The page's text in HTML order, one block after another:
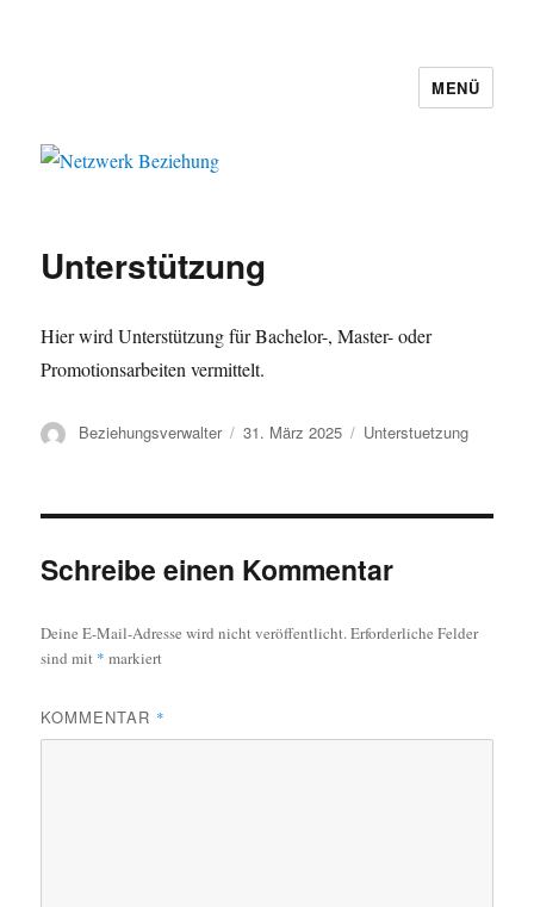
MENÜ
Unterstützung
Hier wird Unterstützung für Bachelor-, Master- oder
Promotionsarbeiten vermittelt.
Autor
Beziehungsverwalter
Veröffentlicht
31. März 2025 Kategorien
Unterstuetzung
Schreibe einen Kommentar
Deine E-Mail-Adresse wird nicht veröffentlicht. Erforderliche Felder
sind mit * markiert
KOMMENTAR *